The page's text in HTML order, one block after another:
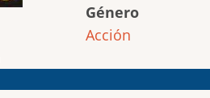
Género
Acción